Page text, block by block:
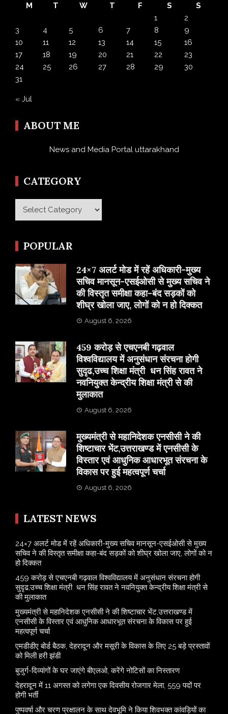
M
T W T F S
S
1
2
3
4 5 6 7 8
9
10
11 12 13 14 15
16
17
18 19 20 21 22
23
24
25 26 27 28 29
30
31
« Jul
ABOUT ME
News and Media Portal uttarakhand
CATEGORY
Category
POPULAR
24×7 अलर्ट मोड में रहें अधिकारी-मुख्य
सचिव मानसून-एसईओसी से मुख्य सचिव ने
की विस्तृत समीक्षा कहा-बंद सड़कों को
शीघ्र खोला जाए, लोगों को न हो दिक्कत
August 6, 2026
459 करोड़ से एचएनबी गढ़वाल
विश्वविद्यालय में अनुसंधान संरचना होगी
सुदृढ,उच्च शिक्षा मंत्री धन सिंह रावत ने
नवनियुक्त केन्द्रीय शिक्षा मंत्री से की
मुलाकात
August 6, 2026
मुख्यमंत्री से महानिदेशक एनसीसी ने की
शिष्टाचार भेंट,उत्तराखण्ड में एनसीसी के
विस्तार एवं आधुनिक आधारभूत संरचना के
विकास पर हुई महत्वपूर्ण चर्चा
August 6, 2026
LATEST NEWS
24×7 अलर्ट मोड में रहें अधिकारी-मुख्य सचिव मानसून-एसईओसी से मुख्य
सचिव ने की विस्तृत समीक्षा कहा-बंद सड़कों को शीघ्र खोला जाए, लोगों को न
हो दिक्कत
459 करोड़ से एचएनबी गढ़वाल विश्वविद्यालय में अनुसंधान संरचना होगी
सुदृढ,उच्च शिक्षा मंत्री धन सिंह रावत ने नवनियुक्त केन्द्रीय शिक्षा मंत्री से
की मुलाकात
मुख्यमंत्री से महानिदेशक एनसीसी ने की शिष्टाचार भेंट,उत्तराखण्ड में
एनसीसी के विस्तार एवं आधुनिक आधारभूत संरचना के विकास पर हुई
महत्वपूर्ण चर्चा
एमडीडीए बोर्ड बैठक, देहरादून और मसूरी के विकास के लिए 25 बड़े प्रस्तावों
को मिली हरी झंडी
बुजुर्ग-दिव्यांगों के घर जाएंगे बीएलओ, करेंगे नोटिसों का निस्तारण
​देहरादून में 11 अगस्त को लगेगा एक दिवसीय रोजगार मेला, 559 पदों पर
होगी भर्ती
पुष्पवर्षा और चरण प्रक्षालन के साथ देवभूमि ने किया शिवभक्त कांवड़ियों का